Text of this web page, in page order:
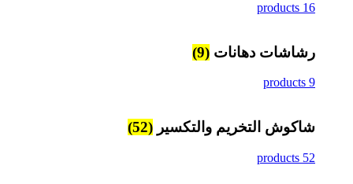
16 products
رشاشات دهانات (9)
9 products
شاكوش التخريم والتكسير (52)
52 products